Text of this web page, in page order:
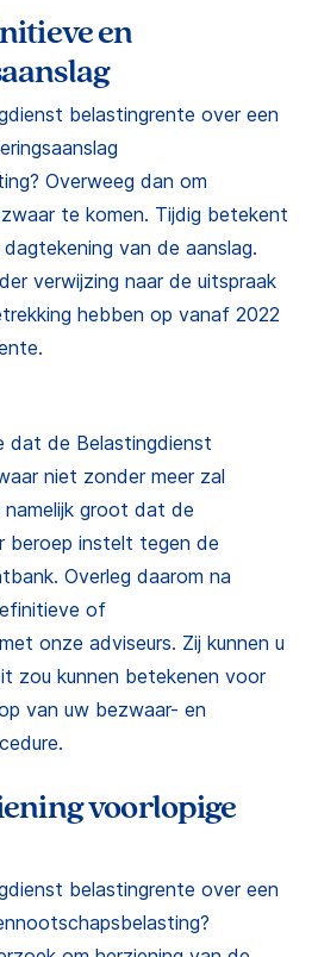
en
belastingrente over een
Overweeg dan om
te komen. Tijdig betekent
van de aanslag.
verwijzing naar de uitspraak
hebben op vanaf 2022
dat de Belastingdienst
niet zonder meer zal
groot dat de
beroep instelt tegen de
Overleg daarom na
of
onze adviseurs. Zij kunnen u
zou kunnen betekenen voor
van uw bezwaar- en
voorlopige
belastingrente over een